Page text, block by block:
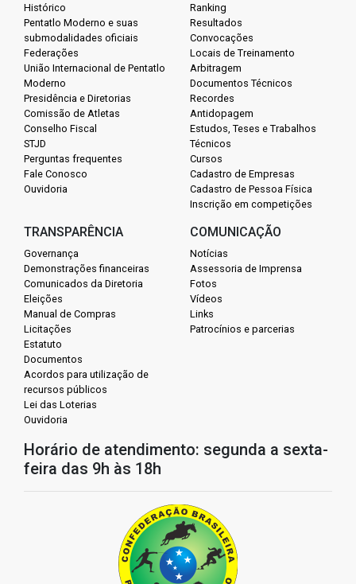
Histórico
Pentatlo Moderno e suas
submodalidades oficiais
Federações
União Internacional de Pentatlo
Moderno
Presidência e Diretorias
Comissão de Atletas
Conselho Fiscal
STJD
Perguntas frequentes
Fale Conosco
Ouvidoria
Ranking
Resultados
Convocações
Locais de Treinamento
Arbitragem
Documentos Técnicos
Recordes
Antidopagem
Estudos, Teses e Trabalhos
Técnicos
Cursos
Cadastro de Empresas
Cadastro de Pessoa Física
Inscrição em competições
TRANSPARÊNCIA
Governança
Demonstrações financeiras
Comunicados da Diretoria
Eleições
Manual de Compras
Licitações
Estatuto
Documentos
Acordos para utilização de
recursos públicos
Lei das Loterias
Ouvidoria
COMUNICAÇÃO
Notícias
Assessoria de Imprensa
Fotos
Vídeos
Links
Patrocínios e parcerias
Horário de atendimento: segunda a sexta-
feira das 9h às 18h